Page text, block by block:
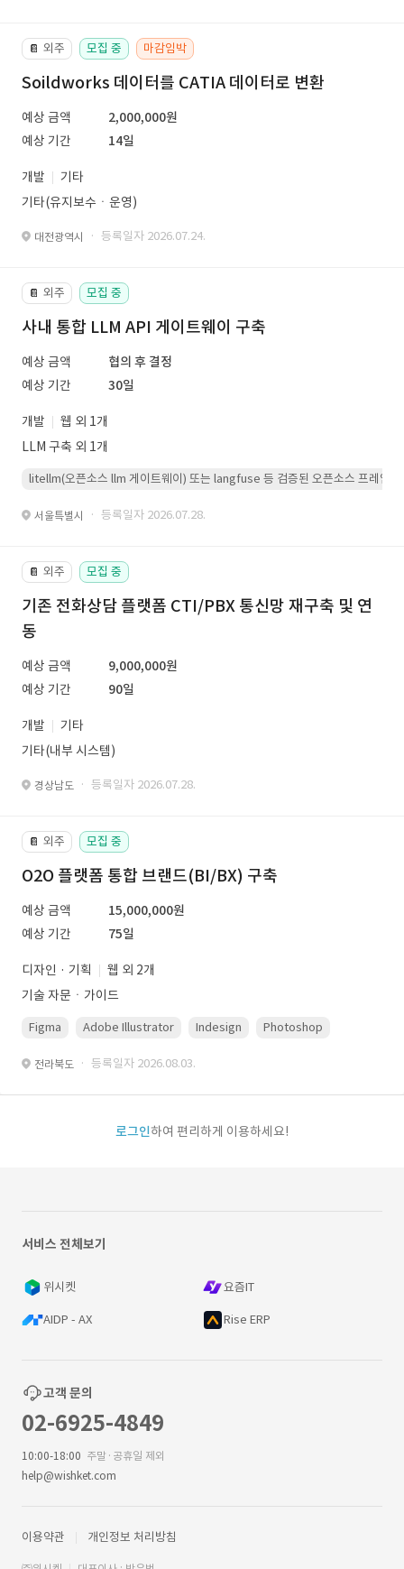
📔 외주 모집 중 마감임박
Soildworks 데이터를 CATIA 데이터로 변환
예상 금액
2,000,000원
예상 기간
14일
개발
기타
기타(유지보수ㆍ운영)
대전광역시 · 등록일자 2026.07.24.
📔 외주 모집 중
사내 통합 LLM API 게이트웨이 구축
예상 금액
협의 후 결정
예상 기간
30일
개발
웹 외 1개
LLM 구축 외 1개
litellm(오픈소스 llm 게이트웨이) 또는 langfuse 등 검증된 오픈소스 프레임워
서울특별시 · 등록일자 2026.07.28.
📔 외주 모집 중
기존 전화상담 플랫폼 CTI/PBX 통신망 재구축 및 연
동
예상 금액
9,000,000원
예상 기간
90일
개발
기타
기타(내부 시스템)
경상남도 · 등록일자 2026.07.28.
📔 외주 모집 중
O2O 플랫폼 통합 브랜드(BI/BX) 구축
예상 금액
15,000,000원
예상 기간
75일
디자인 · 기획
웹 외 2개
기술 자문ㆍ가이드
Figma Adobe Illustrator Indesign Photoshop
전라북도 · 등록일자 2026.08.03.
로그인하여 편리하게 이용하세요!
서비스 전체보기
위시켓 요즘IT
AIDP - AX Rise ERP
고객 문의
02-6925-4849
10:00-18:00 주말·공휴일 제외
help@wishket.com
이용약관 개인정보 처리방침